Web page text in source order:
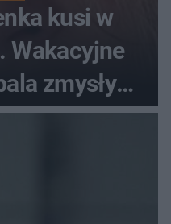
kusi w
Wakacyjne
zmysły